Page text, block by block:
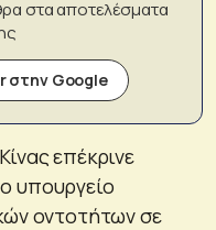
στα αποτελέσματα
στην Google
επέκρινε
υπουργείο
οντοτήτων σε